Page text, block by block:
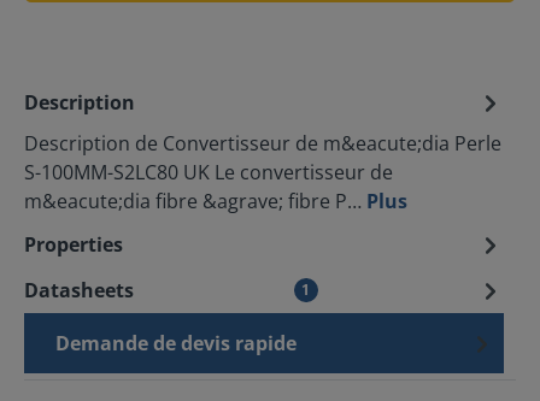
Description
Description de Convertisseur de m&eacute;dia Perle
S-100MM-S2LC80 UK Le convertisseur de
m&eacute;dia fibre &agrave; fibre P… Plus
Properties
Datasheets
1
Demande de devis rapide